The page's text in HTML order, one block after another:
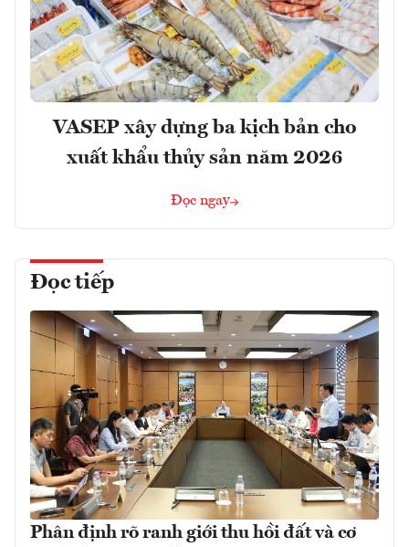
VASEP xây dựng ba kịch bản cho
xuất khẩu thủy sản năm 2026
Đọc ngay
Đọc tiếp
Phân định rõ ranh giới thu hồi đất và cơ